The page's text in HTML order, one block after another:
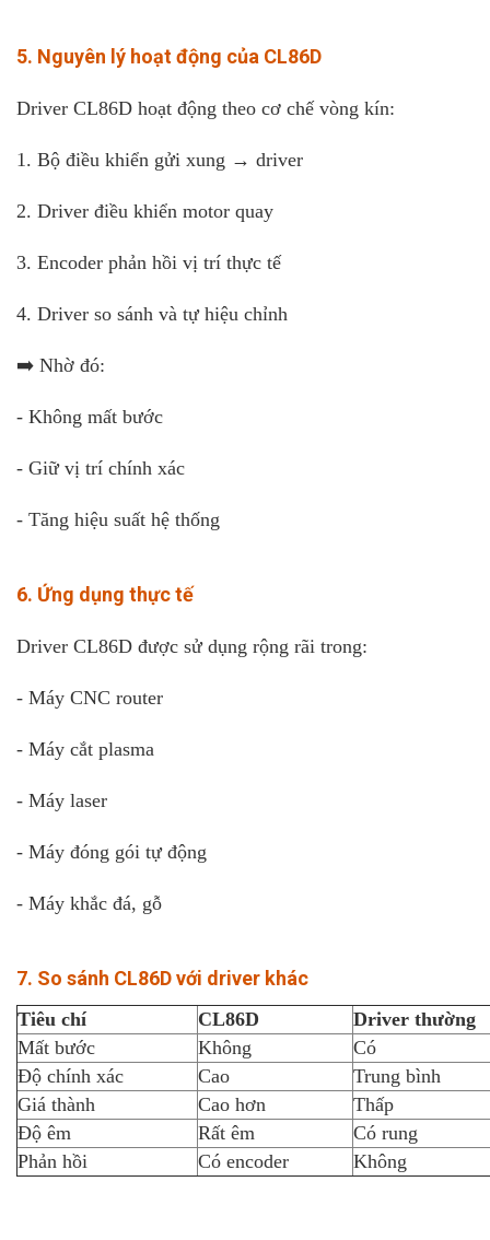
5. Nguyên lý hoạt động của CL86D
Driver CL86D hoạt động theo cơ chế vòng kín:
1. Bộ điều khiển gửi xung → driver
2. Driver điều khiển motor quay
3. Encoder phản hồi vị trí thực tế
4. Driver so sánh và tự hiệu chỉnh
➡️ Nhờ đó:
- Không mất bước
- Giữ vị trí chính xác
- Tăng hiệu suất hệ thống
6. Ứng dụng thực tế
Driver CL86D được sử dụng rộng rãi trong:
- Máy CNC router
- Máy cắt plasma
- Máy laser
- Máy đóng gói tự động
- Máy khắc đá, gỗ
7. So sánh CL86D với driver khác
Tiêu chí CL86D
Driver thường
Mất bước
Không
Có
Độ chính xác
Cao
Trung bình
Giá thành
Cao hơn
Thấp
Độ êm
Rất êm
Có rung
Phản hồi
Có encoder Không